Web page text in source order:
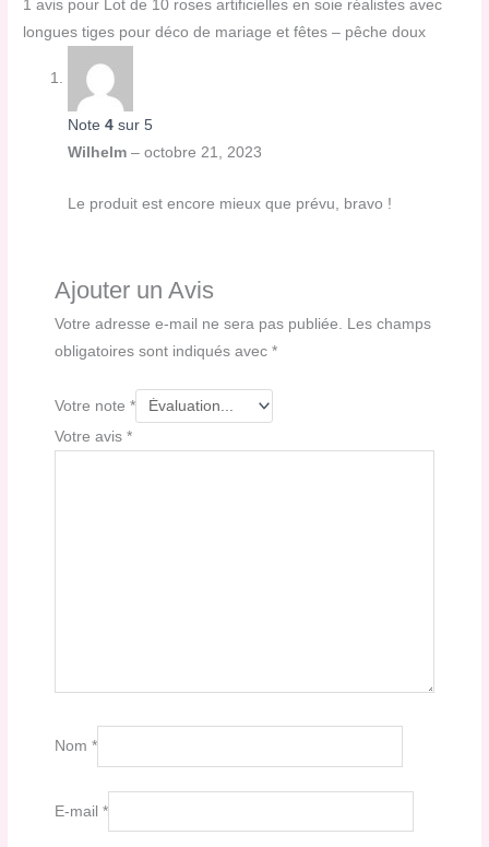
1 avis pour Lot de 10 roses artificielles en soie réalistes avec
longues tiges pour déco de mariage et fêtes – pêche doux
Note4 sur 5
Wilhelm– octobre 21, 2023
Le produit est encore mieux que prévu, bravo !
Ajouter un Avis
Votre adresse e-mail ne sera pas publiée. Les champs
obligatoires sont indiqués avec*
Votre note*
Votre avis*
Nom*
E-mail*